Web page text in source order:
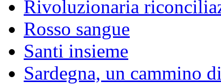
Rivoluzionaria
Rosso sangue
Santi insieme
Sardegna, un cammino